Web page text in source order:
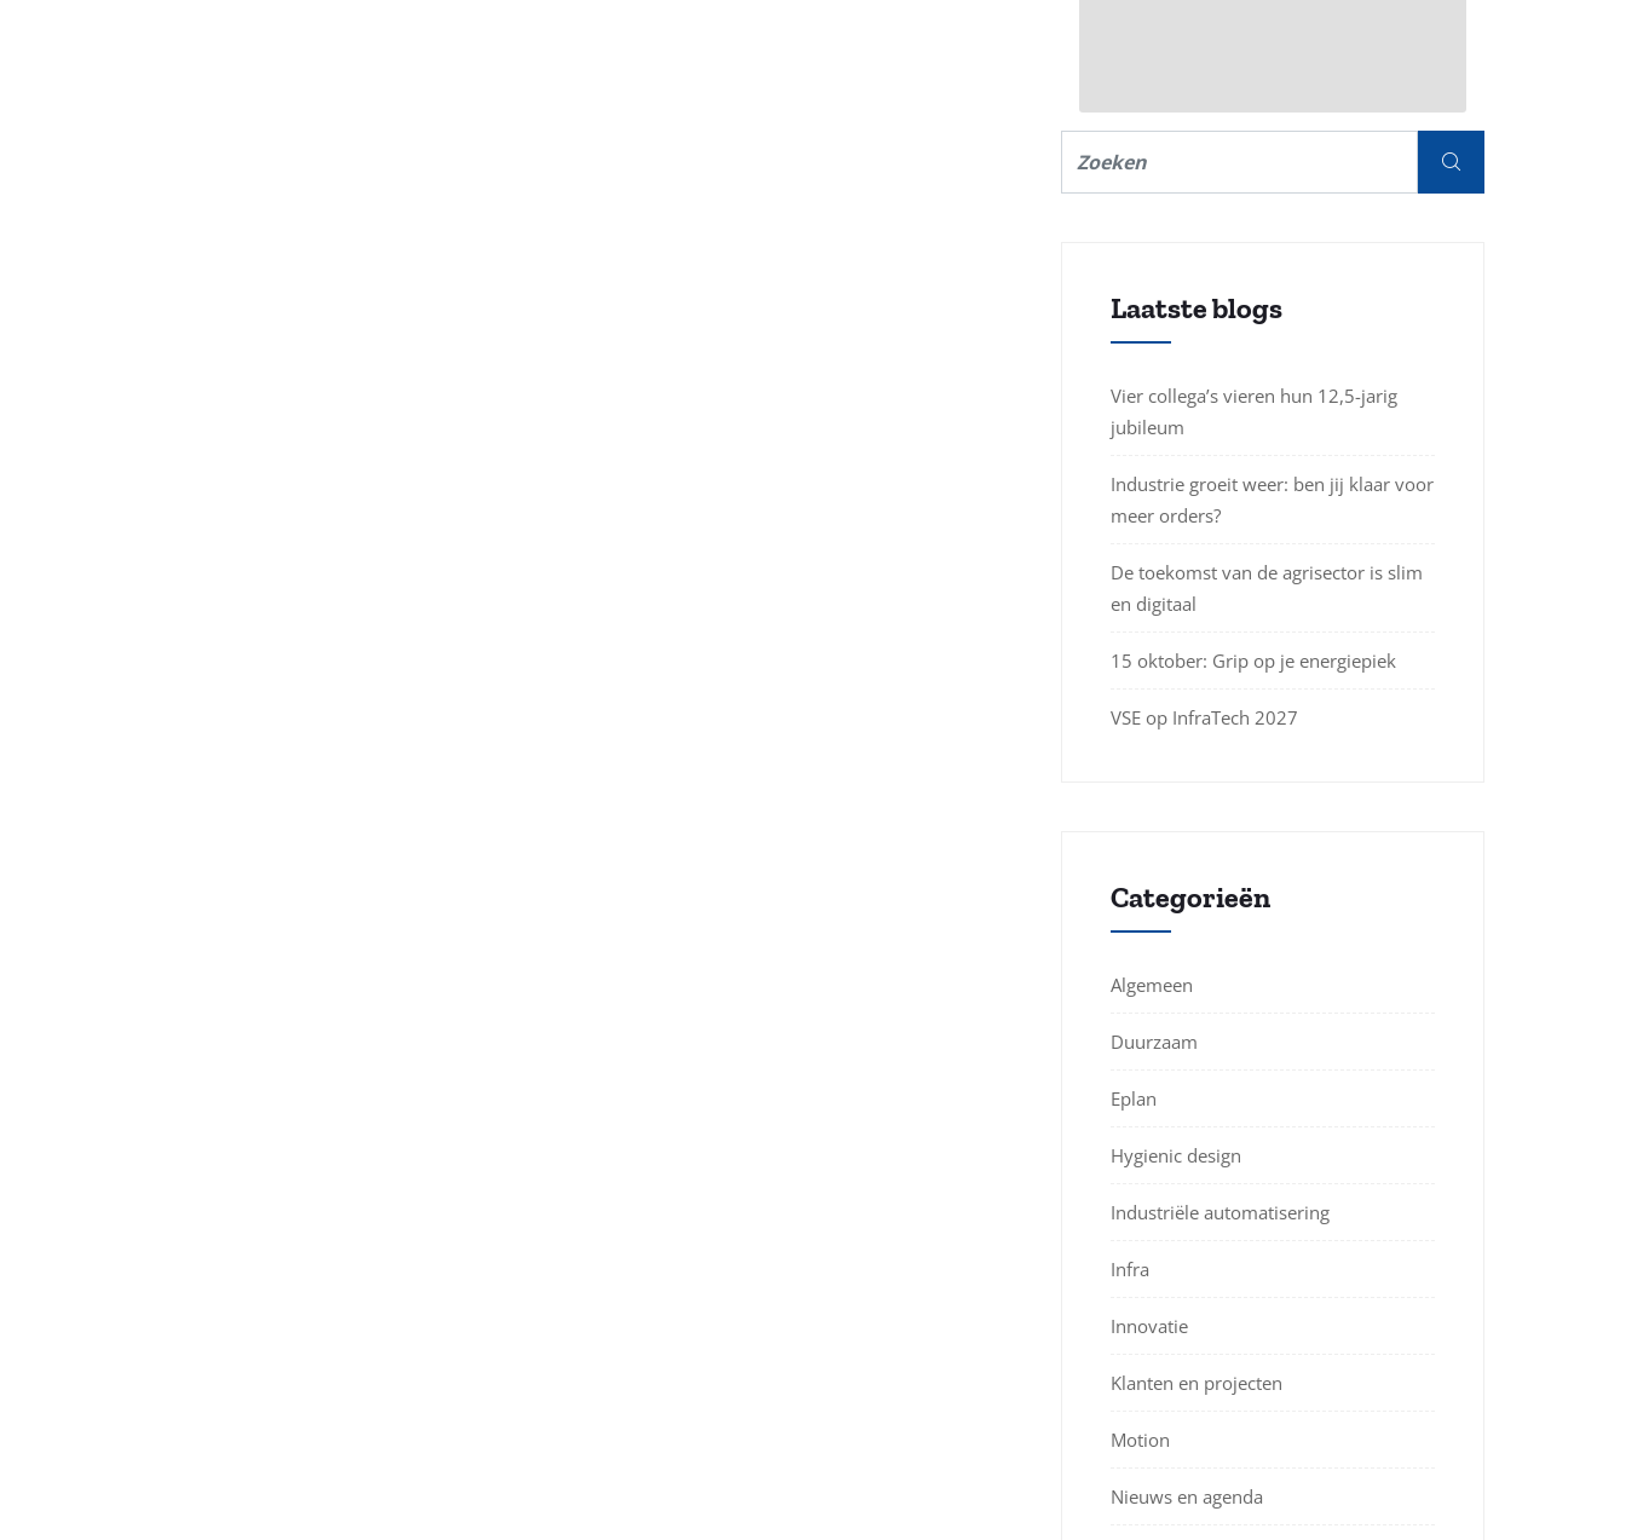
Laatste blogs
Vier collega’s vieren hun 12,5-jarig
jubileum
Industrie groeit weer: ben jij klaar voor
meer orders?
De toekomst van de agrisector is slim
en digitaal
15 oktober: Grip op je energiepiek
VSE op InfraTech 2027
Categorieën
Algemeen
Duurzaam
Eplan
Hygienic design
Industriële automatisering
Infra
Innovatie
Klanten en projecten
Motion
Nieuws en agenda